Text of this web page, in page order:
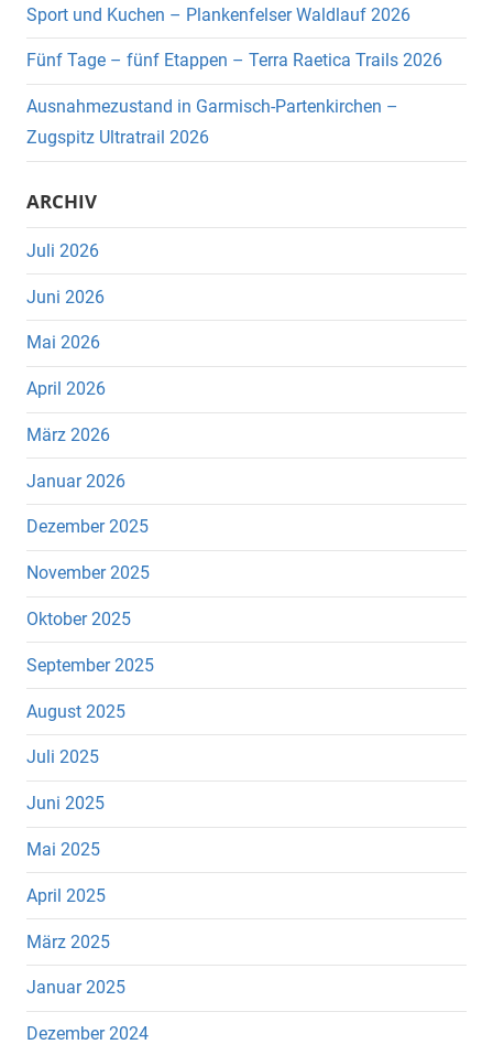
Sport und Kuchen – Plankenfelser Waldlauf 2026
Fünf Tage – fünf Etappen – Terra Raetica Trails 2026
Ausnahmezustand in Garmisch-Partenkirchen –
Zugspitz Ultratrail 2026
ARCHIV
Juli 2026
Juni 2026
Mai 2026
April 2026
März 2026
Januar 2026
Dezember 2025
November 2025
Oktober 2025
September 2025
August 2025
Juli 2025
Juni 2025
Mai 2025
April 2025
März 2025
Januar 2025
Dezember 2024